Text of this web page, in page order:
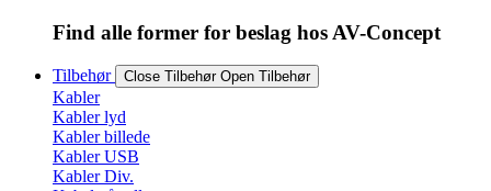
Find alle former for beslag hos AV-Concept
Tilbehør Close Tilbehør Open Tilbehør
Kabler
Kabler lyd
Kabler billede
Kabler USB
Kabler Div.